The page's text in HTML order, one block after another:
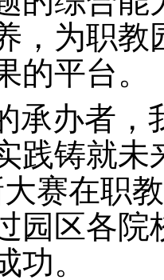
，为职
的平台。
承办者，
践铸就未
赛在职
园区各
功。